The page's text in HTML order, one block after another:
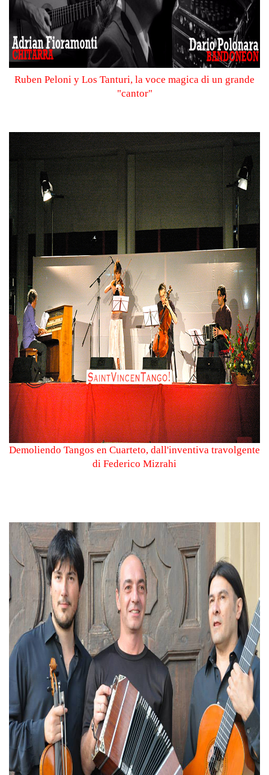
Ruben Peloni y Los Tanturi, la voce magica di un grande
"cantor"
Demoliendo Tangos en Cuarteto, dall'inventiva travolgente
di Federico Mizrahi